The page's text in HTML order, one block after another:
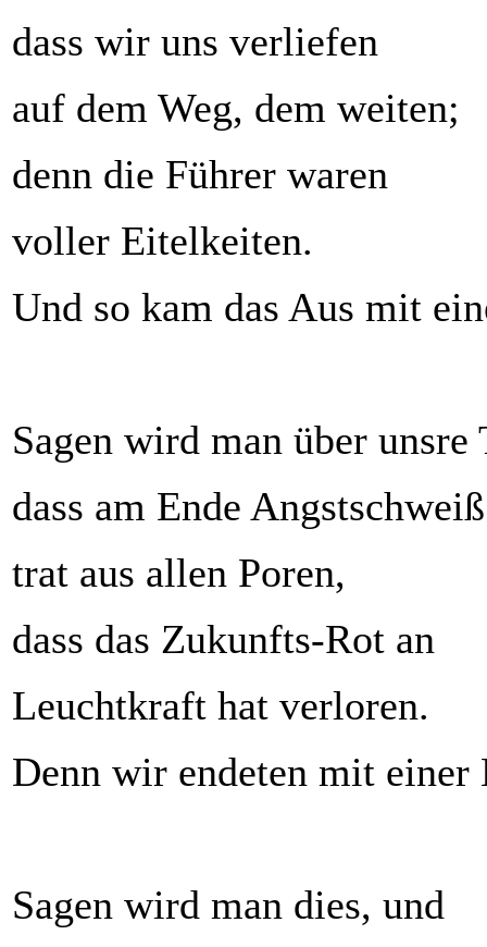
dass wir uns verliefen
auf dem Weg, dem weiten;
denn die Führer waren
voller Eitelkeiten.
Und so kam das Aus mit
Sagen wird man über unsre
dass am Ende Angstschweiß
trat aus allen Poren,
dass das Zukunfts-Rot an
Leuchtkraft hat verloren.
Denn wir endeten mit einer
Sagen wird man dies, und